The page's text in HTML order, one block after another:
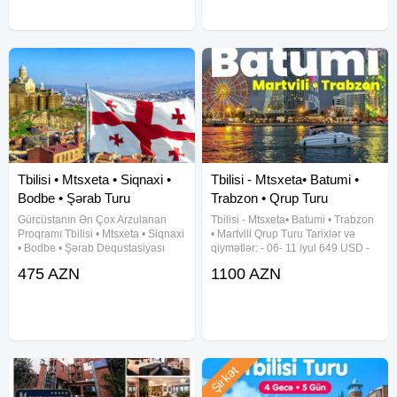
Tbilisi • Mtsxeta • Siqnaxi •
Bodbe • Şərab Turu
Gürcüstanın Ən Çox Arzulanan
Proqramı Tbilisi • Mtsxeta • Siqnaxi
• Bodbe • Şərab Dequstasiyası
07 – 10 avqust Müddət 2 gecə / 3
475 AZN
Tbilisi - Mtsxeta• Batumi •
Trabzon • Qrup Turu
Tbilisi - Mtsxeta• Batumi • Trabzon
• Martvili Qrup Turu Tarixlər və
qiymətlər: - 06- 11 iyul 649 USD -
6gün Qiymətə daxildir: Aviabilet
1100 AZN
Şirkət